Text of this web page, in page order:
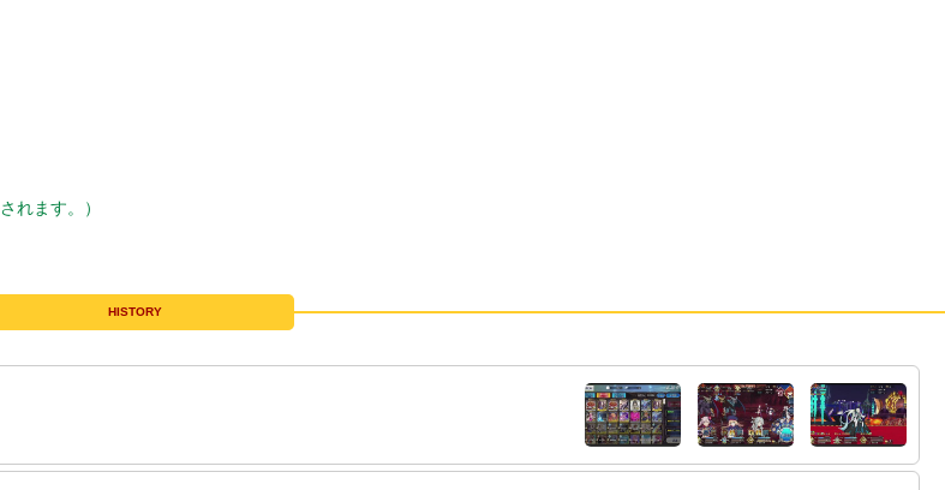
20:06 49:おジャ魔女のドレミ可愛くないんよなぁ
本気のスパーをする話でした
51:前々回のタフはタイトルマッチを瞬殺で勝
ったらオーナーに懸賞金1億をつけられてキー
坊が喜ぶ回でした
20:08 52:汚れちまったな
れます。）
HISTORY